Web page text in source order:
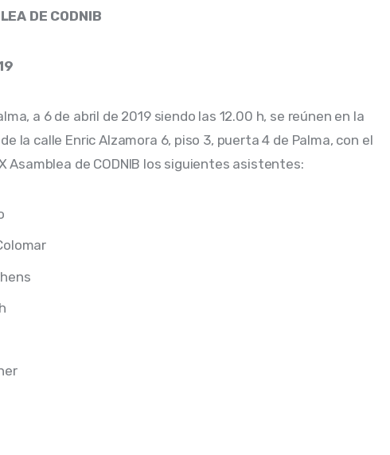
DE CODNIB
a 6 de abril de 2019 siendo las 12.00 h, se reúnen en la
de la calle Enric Alzamora 6, piso 3, puerta 4 de Palma, con el
Asamblea de CODNIB los siguientes asistentes: